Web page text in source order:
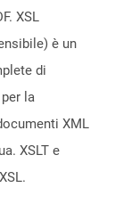
XSL
è un
di
la
XML
XSLT e